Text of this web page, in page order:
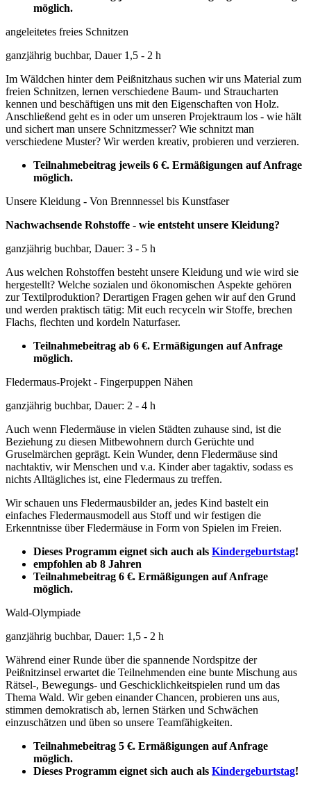
möglich.
angeleitetes freies Schnitzen
ganzjährig buchbar, Dauer 1,5 - 2 h
Im Wäldchen hinter dem Peißnitzhaus suchen wir uns Material zum
freien Schnitzen, lernen verschiedene Baum- und Straucharten
kennen und beschäftigen uns mit den Eigenschaften von Holz.
Anschließend geht es in oder um unseren Projektraum los - wie hält
und sichert man unsere Schnitzmesser? Wie schnitzt man
verschiedene Muster? Wir werden kreativ, probieren und verzieren.
Teilnahmebeitrag jeweils 6 €. Ermäßigungen auf Anfrage
möglich.
Unsere Kleidung - Von Brennnessel bis Kunstfaser
Nachwachsende Rohstoffe - wie entsteht unsere Kleidung?
ganzjährig buchbar, Dauer: 3 - 5 h
Aus welchen Rohstoffen besteht unsere Kleidung und wie wird sie
hergestellt? Welche sozialen und ökonomischen Aspekte gehören
zur Textilproduktion? Derartigen Fragen gehen wir auf den Grund
und werden praktisch tätig: Mit euch recyceln wir Stoffe, brechen
Flachs, flechten und kordeln Naturfaser.
Teilnahmebeitrag ab 6 €. Ermäßigungen auf Anfrage
möglich.
Fledermaus-Projekt - Fingerpuppen Nähen
ganzjährig buchbar, Dauer: 2 - 4 h
Auch wenn Fledermäuse in vielen Städten zuhause sind, ist die
Beziehung zu diesen Mitbewohnern durch Gerüchte und
Gruselmärchen geprägt. Kein Wunder, denn Fledermäuse sind
nachtaktiv, wir Menschen und v.a. Kinder aber tagaktiv, sodass es
nichts Alltägliches ist, eine Fledermaus zu treffen.
Wir schauen uns Fledermausbilder an, jedes Kind bastelt ein
einfaches Fledermausmodell aus Stoff und wir festigen die
Erkenntnisse über Fledermäuse in Form von Spielen im Freien.
Dieses Programm eignet sich auch als Kindergeburtstag!
empfohlen ab 8 Jahren
Teilnahmebeitrag 6 €. Ermäßigungen auf Anfrage
möglich.
Wald-Olympiade
ganzjährig buchbar, Dauer: 1,5 - 2 h
Während einer Runde über die spannende Nordspitze der
Peißnitzinsel erwartet die Teilnehmenden eine bunte Mischung aus
Rätsel-, Bewegungs- und Geschicklichkeitspielen rund um das
Thema Wald. Wir geben einander Chancen, probieren uns aus,
stimmen demokratisch ab, lernen Stärken und Schwächen
einzuschätzen und üben so unsere Teamfähigkeiten.
Teilnahmebeitrag 5 €. Ermäßigungen auf Anfrage
möglich.
Dieses Programm eignet sich auch als Kindergeburtstag!